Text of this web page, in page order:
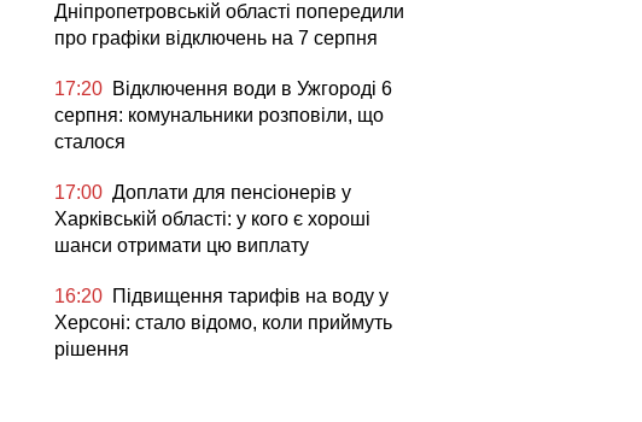
Дніпропетровській області попередили
про графіки відключень на 7 серпня
17:20 Відключення води в Ужгороді 6
серпня: комунальники розповіли, що
сталося
17:00 Доплати для пенсіонерів у
Харківській області: у кого є хороші
шанси отримати цю виплату
16:20 Підвищення тарифів на воду у
Херсоні: стало відомо, коли приймуть
рішення